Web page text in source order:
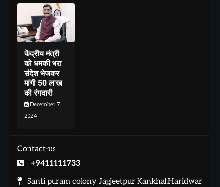
केंद्रीय मंत्री
को धमकी भरा
संदेश भेजकर
मांगी 50 लाख
की रंगदारी
December 7,
2024
Contact-us
+9411111733
Santi puram colony Jagjeetpur Kankhal,Haridwar